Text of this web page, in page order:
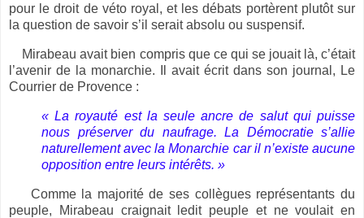
pour le droit de véto royal, et les débats portèrent plutôt sur
la question de savoir s’il serait absolu ou suspensif.
Mirabeau avait bien compris que ce qui se jouait là, c’était
l’avenir de la monarchie. Il avait écrit dans son journal, Le
Courrier de Provence :
« La royauté est la seule ancre de salut qui puisse
nous préserver du naufrage. La Démocratie s’allie
naturellement avec la Monarchie car il n’existe aucune
opposition entre leurs intérêts. »
Comme la majorité de ses collègues représentants du
peuple, Mirabeau craignait ledit peuple et ne voulait en